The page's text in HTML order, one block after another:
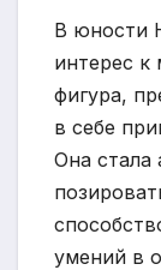
В юности
интерес к
фигура,
в себе
Она стала
умений в